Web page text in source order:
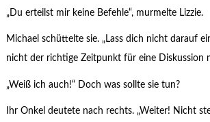
„Du erteilst mir keine Befehle“, murmelte Lizzie.
Michael schüttelte sie. „Lass dich nicht darauf
nicht der richtige Zeitpunkt für eine Diskussion
„Weiß ich auch!“ Doch was sollte sie tun?
Ihr Onkel deutete nach rechts. „Weiter! Nicht